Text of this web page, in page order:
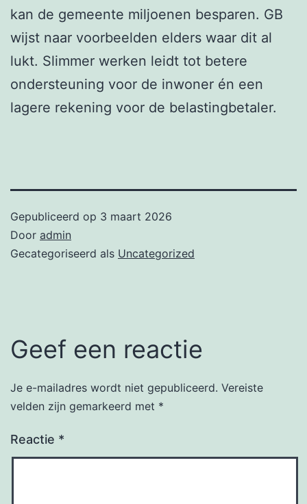
kan de gemeente miljoenen besparen. GB
wijst naar voorbeelden elders waar dit al
lukt. Slimmer werken leidt tot betere
ondersteuning voor de inwoner én een
lagere rekening voor de belastingbetaler.
Gepubliceerd op 3 maart 2026
Door admin
Gecategoriseerd als Uncategorized
Geef een reactie
Je e-mailadres wordt niet gepubliceerd. Vereiste
velden zijn gemarkeerd met *
Reactie *